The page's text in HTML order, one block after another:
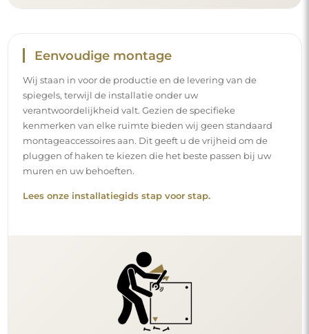
Eenvoudige montage
Wij staan in voor de productie en de levering van de
spiegels, terwijl de installatie onder uw
verantwoordelijkheid valt. Gezien de specifieke
kenmerken van elke ruimte bieden wij geen standaard
montageaccessoires aan. Dit geeft u de vrijheid om de
pluggen of haken te kiezen die het beste passen bij uw
muren en uw behoeften.
Lees onze installatiegids stap voor stap.